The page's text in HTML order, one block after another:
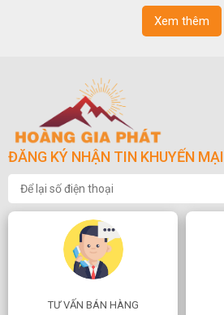
Xem thêm
ĐĂNG KÝ NHẬN TIN KHUYẾN MẠI
TƯ VẤN BÁN HÀNG